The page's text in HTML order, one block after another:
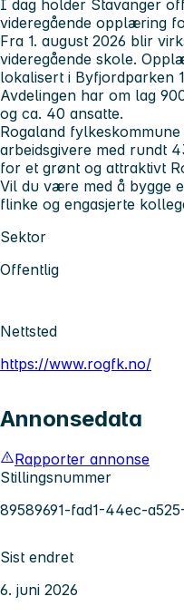
I dag holder Stavanger
videregående opplæring
Fra 1. august 2026 blir
videregående skole.
lokalisert i Byfjordparken
Avdelingen har om lag
og ca. 40 ansatte.
Rogaland
arbeidsgivere med rundt
for et grønt og attraktivt
Vil du være med å bygge
flinke og engasjerte
Sektor
Offentlig
Nettsted
https://www.rogfk.no/
Annonsedata
Rapporter annonse
Stillingsnummer
89589691-fad1-44ec-
Sist endret
6. juni 2026